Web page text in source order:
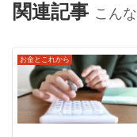
関連記事 こん
お金とこれから